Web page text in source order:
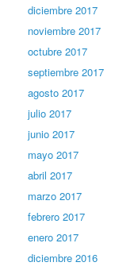
diciembre 2017
noviembre 2017
octubre 2017
septiembre 2017
agosto 2017
julio 2017
junio 2017
mayo 2017
abril 2017
marzo 2017
febrero 2017
enero 2017
diciembre 2016